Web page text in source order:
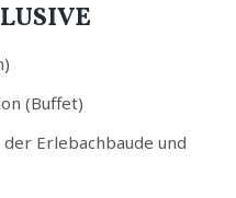
(Buffet)
Erlebachbaude und